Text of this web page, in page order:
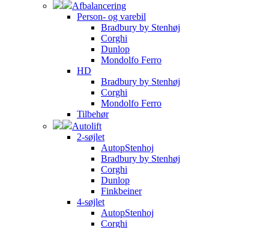
Afbalancering
Person- og varebil
Bradbury by Stenhøj
Corghi
Dunlop
Mondolfo Ferro
HD
Bradbury by Stenhøj
Corghi
Mondolfo Ferro
Tilbehør
Autolift
2-søjlet
AutopStenhoj
Bradbury by Stenhøj
Corghi
Dunlop
Finkbeiner
4-søjlet
AutopStenhoj
Corghi